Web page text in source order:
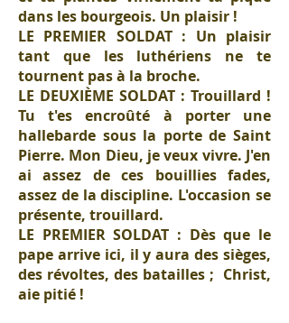
dans les bourgeois. Un plaisir !
LE PREMIER SOLDAT : Un plaisir
tant que les luthériens ne te
tournent pas à la broche.
LE DEUXIÈME SOLDAT : Trouillard !
Tu t'es encroûté à porter une
hallebarde sous la porte de Saint
Pierre. Mon Dieu, je veux vivre. J'en
ai assez de ces bouillies fades,
assez de la discipline. L'occasion se
présente, trouillard.
LE PREMIER SOLDAT : Dès que le
pape arrive ici, il y aura des sièges,
des révoltes, des batailles ; Christ,
aie pitié !